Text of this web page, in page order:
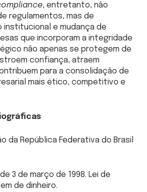
, entretanto, não
regulamentos, mas de
e mudança de
que incorporam a integridade
não apenas se protegem de
confiança, atraem
para a consolidação de
mais ético, competitivo e
da República Federativa do Brasil
de 3 de março de 1998. Lei de
de dinheiro.